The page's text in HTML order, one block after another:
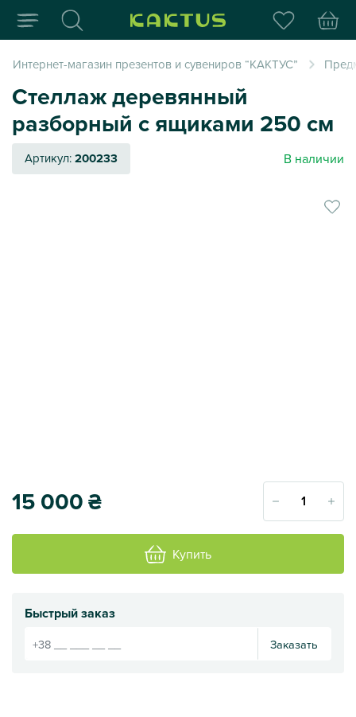
Интернет-магазин
Интернет-магазин презентов и сувениров “КАКТУС”
Стеллаж деревянный
разборный с ящиками 250 см
Артикул:200233 В наличии
15 000₴
Купить
Быстрый заказ
Заказать